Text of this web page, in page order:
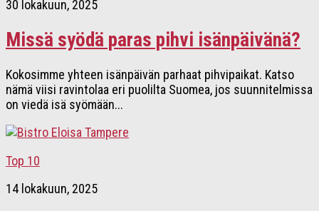
30 lokakuun, 2025
Missä syödä paras pihvi isänpäivänä?
Kokosimme yhteen isänpäivän parhaat pihvipaikat. Katso
nämä viisi ravintolaa eri puolilta Suomea, jos suunnitelmissa
on viedä isä syömään...
Top 10
14 lokakuun, 2025